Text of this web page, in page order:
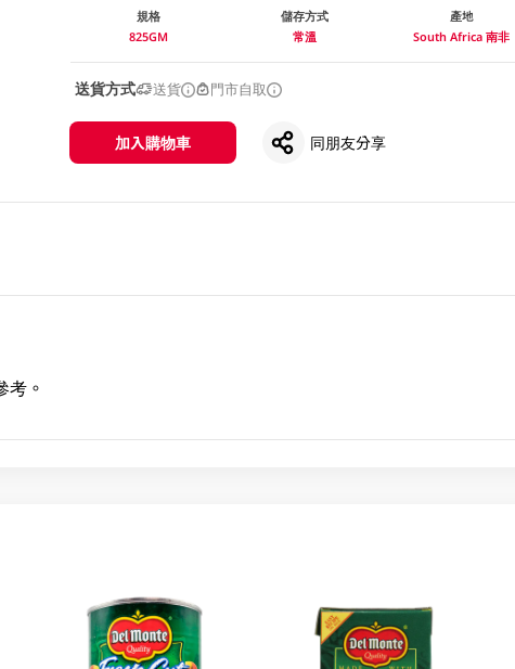
規格
825GM
儲存方式
常溫
產地
South Africa 南非
送貨方式 送貨 門市自取
加入購物車 同朋友分享
考。